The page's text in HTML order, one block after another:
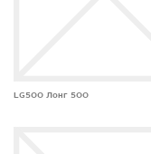
LG500 Лонг 500